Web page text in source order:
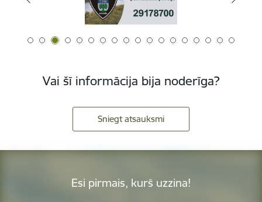
Vai šī informācija bija noderīga?
Sniegt atsauksmi
Esi pirmais, kurš uzzina!